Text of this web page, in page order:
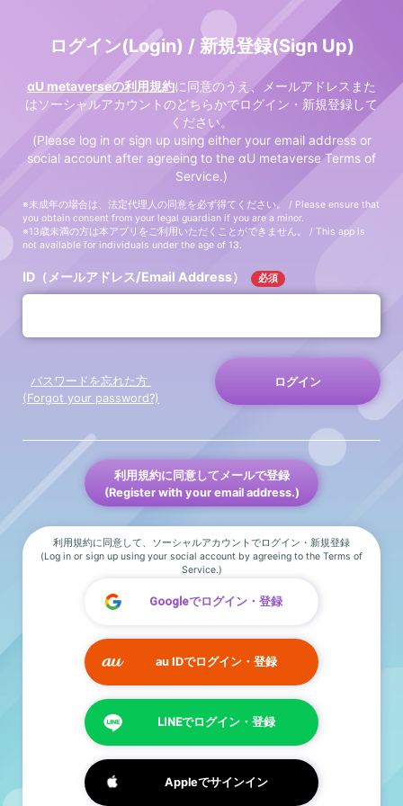
ログイン(Login) / 新規登録(Sign Up)
αU metaverseの利用規約に同意のうえ、メールアドレスまた
はソーシャルアカウントのどちらかでログイン・新規登録して
ください。
(Please log in or sign up using either your email address or
social account after agreeing to the αU metaverse Terms of
Service.)
※未成年の場合は、法定代理人の同意を必ず得てください。 / Please ensure that
you obtain consent from your legal guardian if you are a minor.
※13歳未満の方は本アプリをご利用いただくことができません。 / This app is
not available for individuals under the age of 13.
ID（メールアドレス/Email Address） 必須
ログイン
パスワードを忘れた方
(Forgot your password?)
利用規約に同意してメールで登録
(Register with your email address.)
利用規約に同意して、ソーシャルアカウントでログイン・新規登録
(Log in or sign up using your social account by agreeing to the Terms of
Service.)
Googleでログイン・登録
au IDでログイン・登録
LINEでログイン・登録
Appleでサインイン